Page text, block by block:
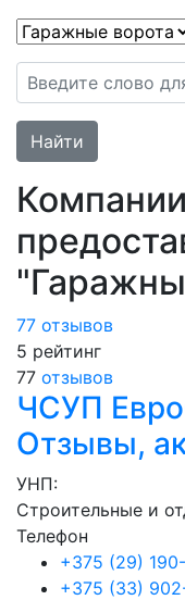
Найти
77 отзывов
5 рейтинг
77 отзывов
ЧСУП
Отзывы,
УНП:
Строительные и
Телефон
+375 (29)
+375 (33)